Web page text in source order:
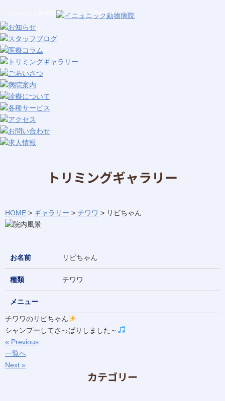
リビちゃん｜前橋市のイニュニック動物病院
トリミングギャラリー
HOME > ギャラリー > チワワ > リビちゃん
お名前 リビちゃん
種類 チワワ
メニュー
チワワのリビちゃん
シャンプーしてさっぱりしました～
« Previous
一覧へ
Next »
カテゴリー